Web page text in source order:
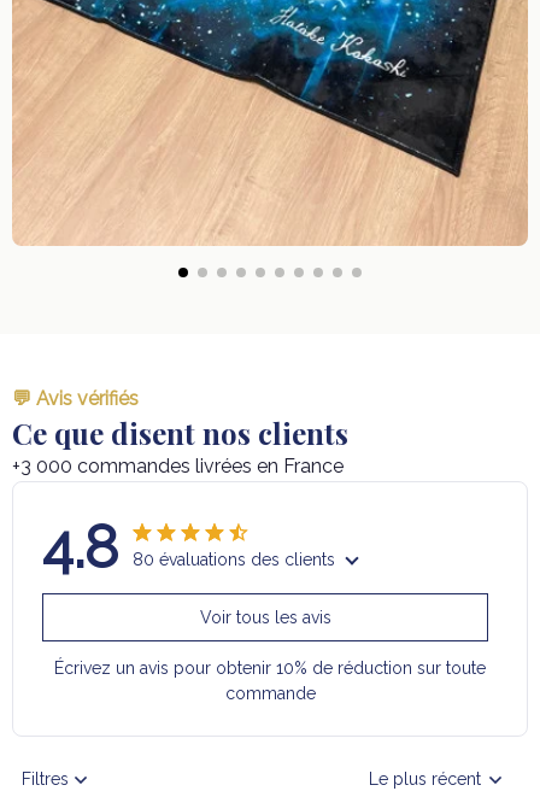
💬 Avis vérifiés
Ce que disent nos clients
+3 000 commandes livrées en France
4.8 80 évaluations des clients
Voir tous les avis
Écrivez un avis pour obtenir 10% de réduction sur toute
commande
Filtres Le plus récent